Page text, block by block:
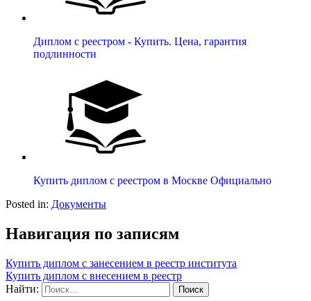
Диплом с реестром - Купить. Цена, гарантия
подлинности
Купить диплом с реестром в Москве Официально
Posted in: Документы
Навигация по записям
Купить диплом с занесением в реестр института
Купить диплом с внесением в реестр
Найти: